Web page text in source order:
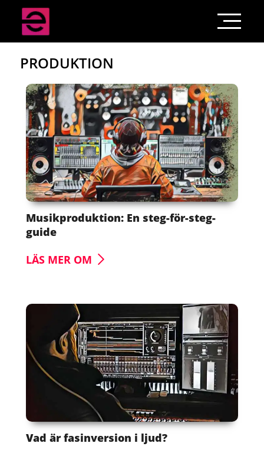
PRODUKTION
Musikproduktion: En steg-för-steg-
guide
LÄS MER OM
Vad är fasinversion i ljud?